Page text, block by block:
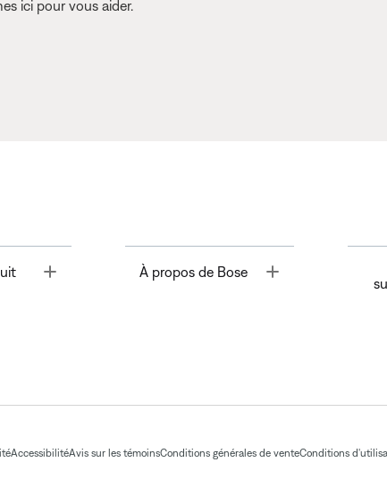
ici pour vous aider.
À propos de Bose Toggle
AccessibilitéAvis sur les témoinsConditions générales de venteConditions